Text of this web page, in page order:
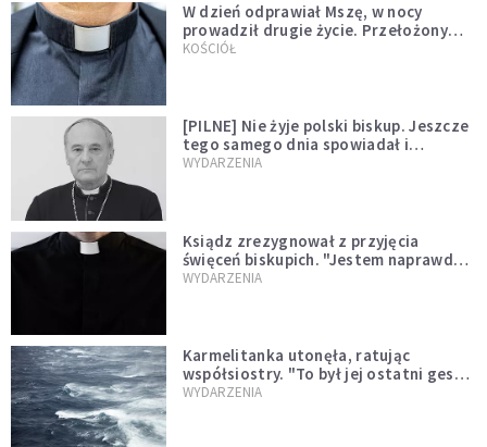
W dzień odprawiał Mszę, w nocy
prowadził drugie życie. Przełożony
kazał mu opuścić zakon
KOŚCIÓŁ
[PILNE] Nie żyje polski biskup. Jeszcze
tego samego dnia spowiadał i
sprawował Mszę świętą
WYDARZENIA
Ksiądz zrezygnował z przyjęcia
święceń biskupich. "Jestem naprawdę
niegodny"
WYDARZENIA
Karmelitanka utonęła, ratując
współsiostry. "To był jej ostatni gest
miłości"
WYDARZENIA